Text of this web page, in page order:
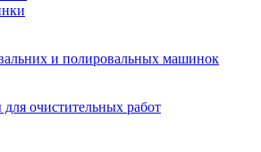
и полировальных машинок
очистительных работ